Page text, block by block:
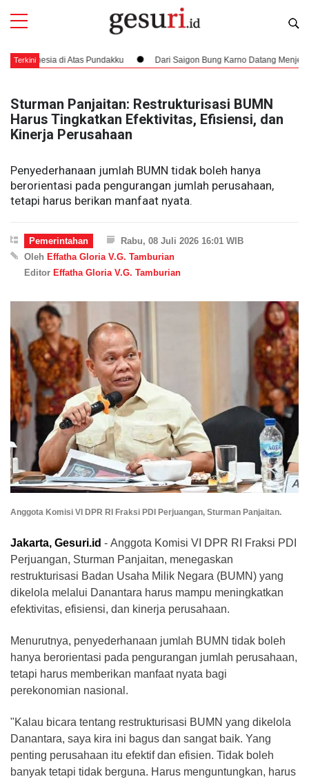
Terkini
di Atas Pundakku Dari Saigon Bung Karno Datang Menjemput Hak
Sturman Panjaitan: Restrukturisasi BUMN
Harus Tingkatkan Efektivitas, Efisiensi, dan
Kinerja Perusahaan
Penyederhanaan jumlah BUMN tidak boleh hanya
berorientasi pada pengurangan jumlah perusahaan,
tetapi harus berikan manfaat nyata.
Pemerintahan
Rabu, 08 Juli 2026 16:01 WIB
Oleh Effatha Gloria V.G. Tamburian
Editor Effatha Gloria V.G. Tamburian
Anggota Komisi VI DPR RI Fraksi PDI Perjuangan, Sturman Panjaitan.
Jakarta, Gesuri.id - Anggota Komisi VI DPR RI Fraksi PDI
Perjuangan, Sturman Panjaitan, menegaskan
restrukturisasi Badan Usaha Milik Negara (BUMN) yang
dikelola melalui Danantara harus mampu meningkatkan
efektivitas, efisiensi, dan kinerja perusahaan.
Menurutnya, penyederhanaan jumlah BUMN tidak boleh
hanya berorientasi pada pengurangan jumlah perusahaan,
tetapi harus memberikan manfaat nyata bagi
perekonomian nasional.
"Kalau bicara tentang restrukturisasi BUMN yang dikelola
Danantara, saya kira ini bagus dan sangat baik. Yang
penting perusahaan itu efektif dan efisien. Tidak boleh
banyak tetapi tidak berguna. Harus menguntungkan, harus